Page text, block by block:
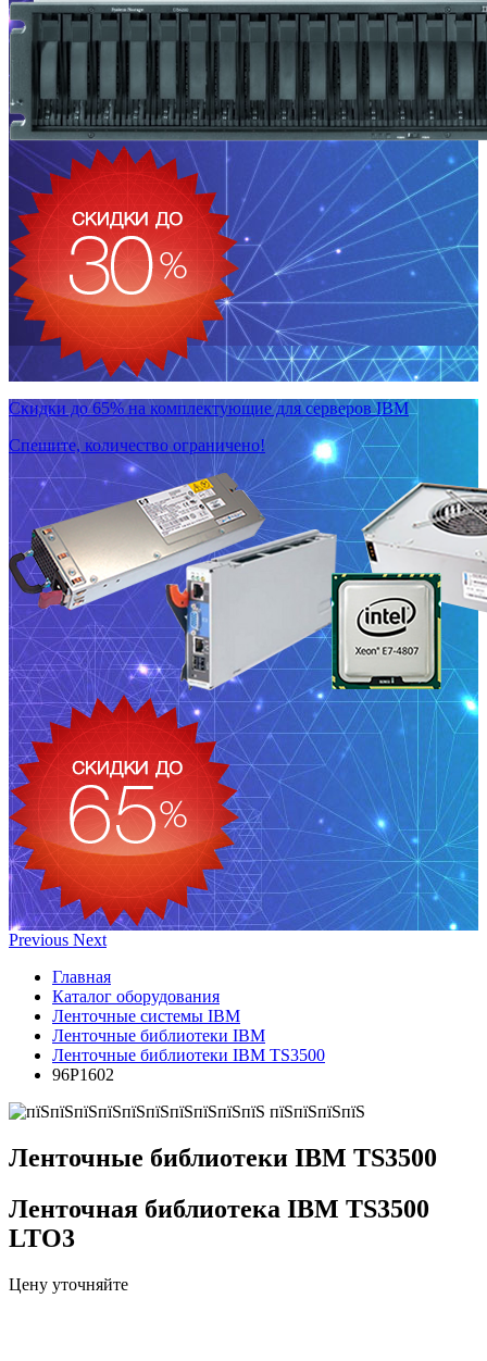
Скидки до 65% на комплектующие для серверов IBM
Спешите, количество ограничено!
Previous Next
Главная
Каталог оборудования
Ленточные системы IBM
Ленточные библиотеки IBM
Ленточные библиотеки IBM TS3500
96P1602
Ленточные библиотеки IBM TS3500
Ленточная библиотека IBM TS3500
LTO3
Цену уточняйте